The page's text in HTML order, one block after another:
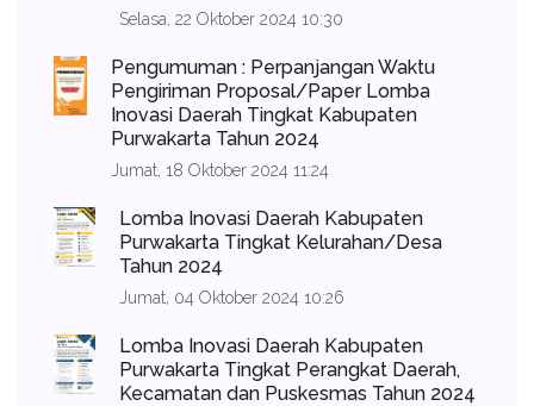
Selasa, 22 Oktober 2024 10:30
Pengumuman : Perpanjangan Waktu
Pengiriman Proposal/Paper Lomba
Inovasi Daerah Tingkat Kabupaten
Purwakarta Tahun 2024
Jumat, 18 Oktober 2024 11:24
Lomba Inovasi Daerah Kabupaten
Purwakarta Tingkat Kelurahan/Desa
Tahun 2024
Jumat, 04 Oktober 2024 10:26
Lomba Inovasi Daerah Kabupaten
Purwakarta Tingkat Perangkat Daerah,
Kecamatan dan Puskesmas Tahun 2024